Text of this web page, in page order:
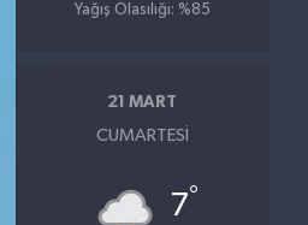
Yağış Olasılığı: %85
21 MART
CUMARTESI
7°